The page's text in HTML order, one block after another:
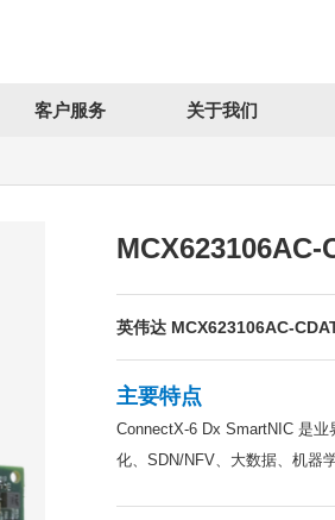
客户服务 关于我们
MCX623106AC-
英伟达 MCX623106AC-
主要特点
ConnectX-6 Dx SmartNIC 是
化、SDN/NFV、大数据、机器